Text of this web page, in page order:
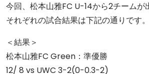
今回、松本山雅FC U-14から2チームが
それぞれの試合結果は下記の通りです。
＜結果＞
松本山雅FC Green：準優勝
12/ 8 vs UWC 3-2(0-0.3-2)